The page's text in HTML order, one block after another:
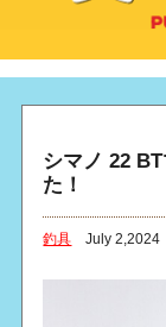
シマノ 22
た！
釣具 July 2,2024